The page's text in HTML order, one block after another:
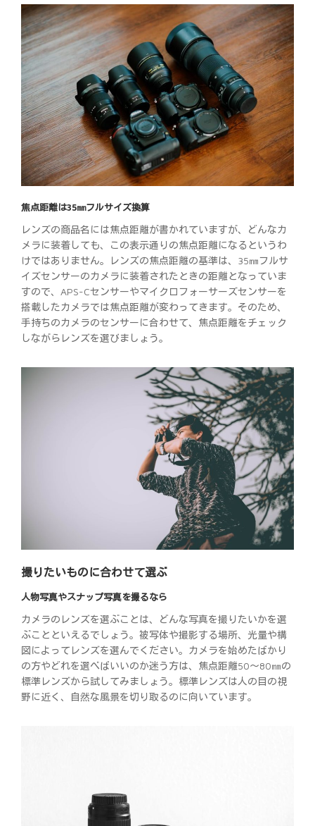
焦点距離は35㎜フルサイズ換算
レンズの商品名には焦点距離が書かれていますが、どんなカ
メラに装着しても、この表示通りの焦点距離になるというわ
けではありません。レンズの焦点距離の基準は、35㎜フルサ
イズセンサーのカメラに装着されたときの距離となっていま
すので、APS-Cセンサーやマイクロフォーサーズセンサーを
搭載したカメラでは焦点距離が変わってきます。そのため、
手持ちのカメラのセンサーに合わせて、焦点距離をチェック
しながらレンズを選びましょう。
撮りたいものに合わせて選ぶ
人物写真やスナップ写真を撮るなら
カメラのレンズを選ぶことは、どんな写真を撮りたいかを選
ぶことといえるでしょう。被写体や撮影する場所、光量や構
図によってレンズを選んでください。カメラを始めたばかり
の方やどれを選べばいいのか迷う方は、焦点距離50～80㎜の
標準レンズから試してみましょう。標準レンズは人の目の視
野に近く、自然な風景を切り取るのに向いています。